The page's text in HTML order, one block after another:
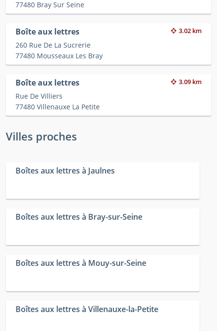
77480 Bray Sur Seine
Boîte aux lettres 3.02 km
260 Rue De La Sucrerie
77480 Mousseaux Les Bray
Boîte aux lettres 3.09 km
Rue De Villiers
77480 Villenauxe La Petite
Villes proches
Boîtes aux lettres à Jaulnes
Boîtes aux lettres à Bray-sur-Seine
Boîtes aux lettres à Mouy-sur-Seine
Boîtes aux lettres à Villenauxe-la-Petite